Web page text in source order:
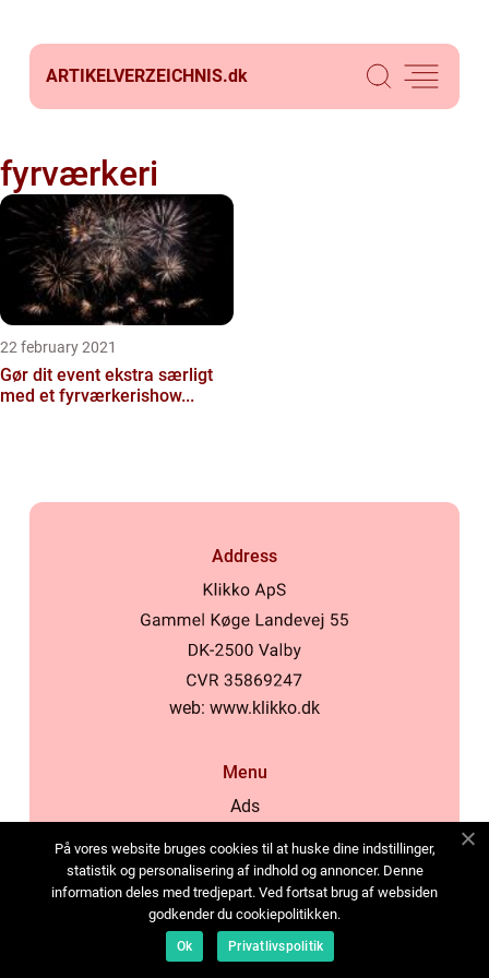
ARTIKELVERZEICHNIS.dk
fyrværkeri
22 february 2021
Gør dit event ekstra særligt
med et fyrværkerishow...
Address
web: www.klikko.dk
Menu
Ads
Cookies
Contact
Sitemap
På vores website bruges cookies til at huske dine indstillinger,
statistik og personalisering af indhold og annoncer. Denne
information deles med tredjepart. Ved fortsat brug af websiden
godkender du cookiepolitikken.
Ok Privatlivspolitik